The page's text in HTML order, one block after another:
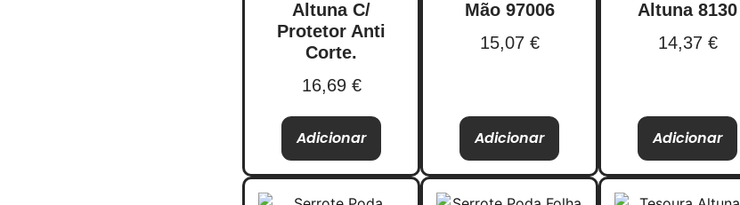
Altuna C/
Protetor Anti
Corte.
16,69 €
Adicionar
Mão 97006
15,07 €
Adicionar
Altuna 8130
14,37 €
Adicionar